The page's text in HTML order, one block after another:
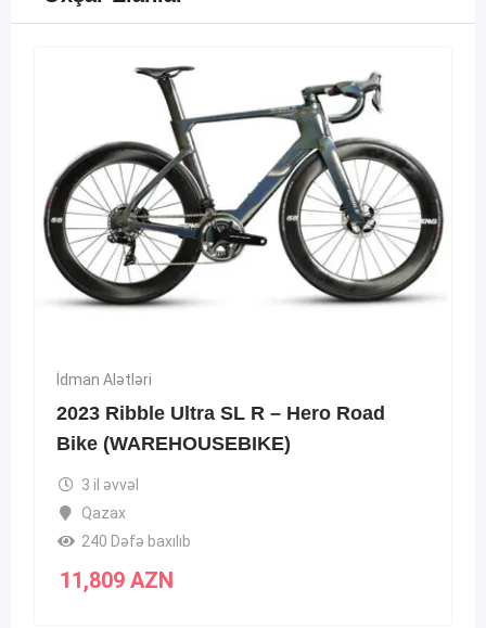
İdman Alətləri
2023 Ribble Ultra SL R – Hero Road
Bike (WAREHOUSEBIKE)
3 il əvvəl
Qazax
240 Dəfə baxılıb
11,809 AZN